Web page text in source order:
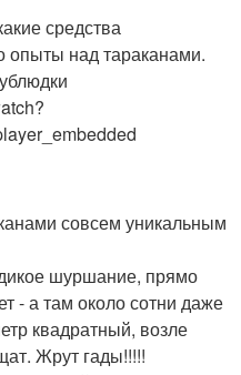
средства
над тараканами.
совсем уникальным
шуршание, прямо
- а там около сотни даже
квадратный, возле
Жрут гады!!!!!